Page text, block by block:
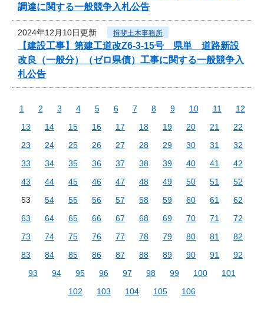
調達に関する一般競争入札公告
2024年12月10日更新 揖斐土木事務所
【建設工事】第建工道改Z6-3-15号 県単 道路新設
改良（一般分）（ゼロ県債）工事に関する一般競争入
札公告
1 2 3 4 5 6 7 8 9 10 11
12
13
14 15 16 17 18 19 20 21
22
23
24 25 26 27 28 29 30 31
32
33
34 35 36 37 38 39 40 41
42
43
44 45 46 47 48 49 50 51
52
53
54 55 56 57 58 59 60 61
62
63
64 65 66 67 68 69 70 71
72
73
74 75 76 77 78 79 80 81
82
83
84 85 86 87 88 89 90 91
92
93
94 95 96 97 98 99 100
101
102
103 104 105 106